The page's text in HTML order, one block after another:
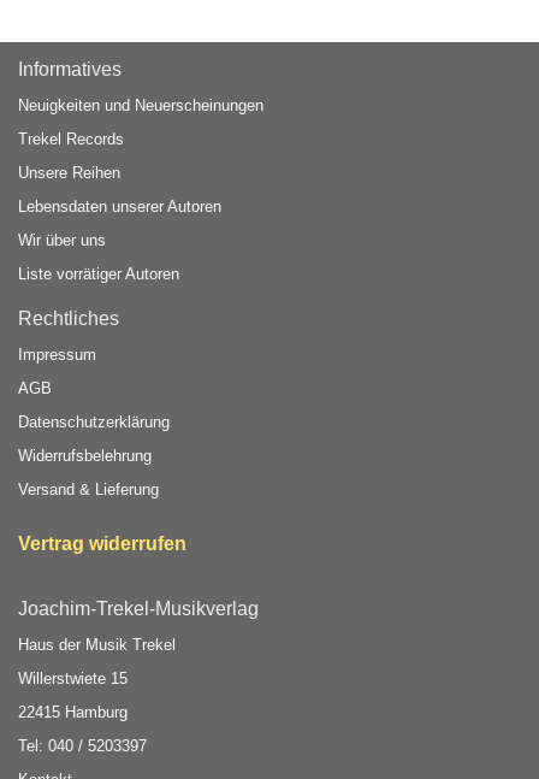
Informatives
Neuigkeiten und Neuerscheinungen
Trekel Records
Unsere Reihen
Lebensdaten unserer Autoren
Wir über uns
Liste vorrätiger Autoren
Rechtliches
Impressum
AGB
Datenschutzerklärung
Widerrufsbelehrung
Versand & Lieferung
Vertrag widerrufen
Joachim-Trekel-Musikverlag
Haus der Musik Trekel
Willerstwiete 15
22415 Hamburg
Tel: 040 / 5203397